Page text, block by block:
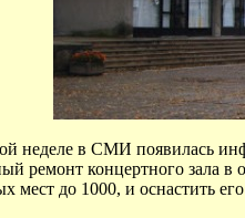
неделе в СМИ появилась
ремонт концертного зала
мест до 1000, и оснастить